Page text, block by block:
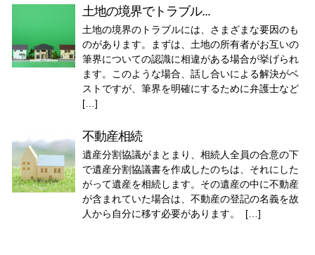
土地の境界でトラブル...
土地の境界のトラブルには、さまざまな要因のも
のがあります。まずは、土地の所有者がお互いの
筆界についての認識に相違がある場合が挙げられ
ます。このような場合、話し合いによる解決がベ
ストですが、筆界を明確にするために弁護士など
[…]
不動産相続
遺産分割協議がまとまり、相続人全員の合意の下
で遺産分割協議書を作成したのちは、それにした
がって遺産を相続します。その遺産の中に不動産
が含まれていた場合は、不動産の登記の名義を故
人から自分に移す必要があります。 […]